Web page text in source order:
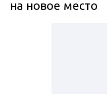
на новое место